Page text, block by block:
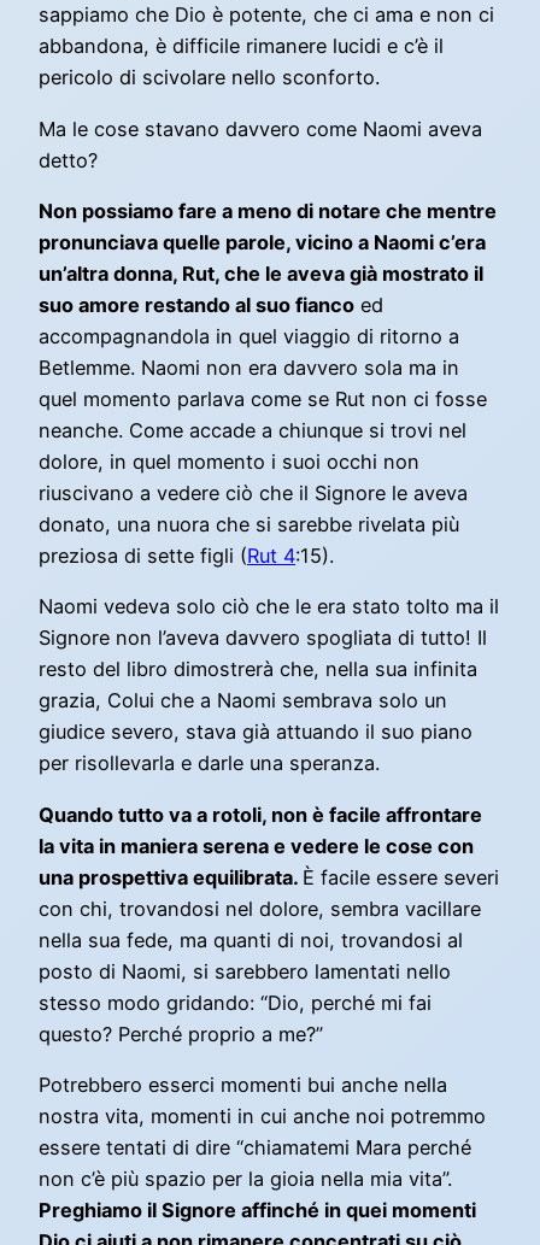
sappiamo che Dio è potente, che ci ama e non ci
abbandona, è difficile rimanere lucidi e c’è il
pericolo di scivolare nello sconforto.
Ma le cose stavano davvero come Naomi aveva
detto?
Non possiamo fare a meno di notare che mentre
pronunciava quelle parole, vicino a Naomi c’era
un’altra donna, Rut, che le aveva già mostrato il
suo amore restando al suo fianco ed
accompagnandola in quel viaggio di ritorno a
Betlemme. Naomi non era davvero sola ma in
quel momento parlava come se Rut non ci fosse
neanche. Come accade a chiunque si trovi nel
dolore, in quel momento i suoi occhi non
riuscivano a vedere ciò che il Signore le aveva
donato, una nuora che si sarebbe rivelata più
preziosa di sette figli (Rut 4:15).
Naomi vedeva solo ciò che le era stato tolto ma il
Signore non l’aveva davvero spogliata di tutto! Il
resto del libro dimostrerà che, nella sua infinita
grazia, Colui che a Naomi sembrava solo un
giudice severo, stava già attuando il suo piano
per risollevarla e darle una speranza.
Quando tutto va a rotoli, non è facile affrontare
la vita in maniera serena e vedere le cose con
una prospettiva equilibrata. È facile essere severi
con chi, trovandosi nel dolore, sembra vacillare
nella sua fede, ma quanti di noi, trovandosi al
posto di Naomi, si sarebbero lamentati nello
stesso modo gridando: “Dio, perché mi fai
questo? Perché proprio a me?”
Potrebbero esserci momenti bui anche nella
nostra vita, momenti in cui anche noi potremmo
essere tentati di dire “chiamatemi Mara perché
non c’è più spazio per la gioia nella mia vita”.
Preghiamo il Signore affinché in quei momenti